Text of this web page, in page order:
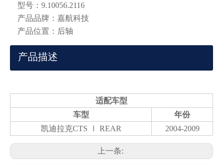
型号： 9.10056.2116
产品品牌： 嘉航科技
产品位置： 后轴
产品描述
适配车型
车型
年份
凯迪拉克CTS Ⅰ REAR
2004-2009
上一条: